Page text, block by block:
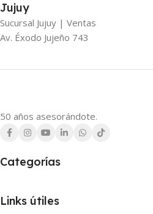
Jujuy
Sucursal Jujuy | Ventas
Av. Éxodo Jujeño 743
50 años asesorándote.
Categorías
Links útiles